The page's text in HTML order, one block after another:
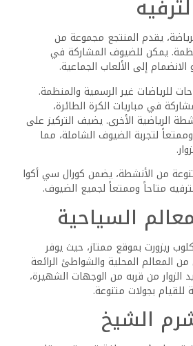
المعروف بالحياة الليلية ونوادي
للضيوف استكشاف الثقافة المحلية
المائية، مما يضمن تجربة شاملة في
الشاطئ
ريزورت بإمكانية الوصول المباشر إلى
البحر الأحمر. يمكن للضيوف
الصافية أو الاسترخاء على
ما توفر مرافق الشاطئ أنشطة مائية
مما يوفر فرصاً لاستكشاف
رحلات إلى المعالم القريبة. قد
إلى المواقع التاريخية، بما في ذلك
البحرية إلى حديقة رأس محمد
إقامة الزوار، مما يسمح لهم بتقدير
الغني للمنطقة.
والمراجعات